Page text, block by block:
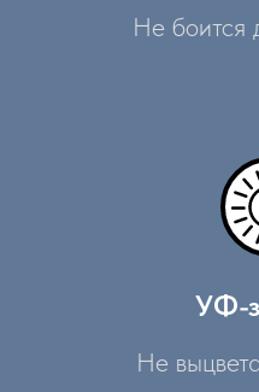
Не боится
УФ-
Не